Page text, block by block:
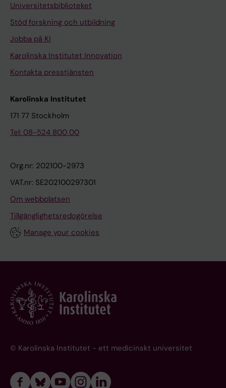
Universitetsbiblioteket
Stöd forskning och utbildning
Jobba på KI
Karolinska Institutet Innovation
Kontakta presstjänsten
Karolinska Institutet
171 77 Stockholm
Tel: 08-524 800 00
Org.nr: 202100-2973
VAT.nr: SE202100297301
Om webbplatsen
Tillgänglighetsredogörelse
Manage your cookies
© Karolinska Institutet - ett medicinskt universitet